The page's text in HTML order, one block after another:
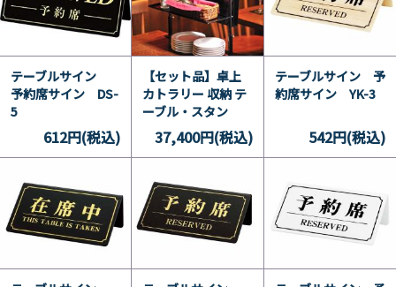
テーブルサイン
予約席サイン DS-
5
612円(税込)
【セット品】卓上
カトラリー 収納 テ
ーブル・スタン
ド・システム
37,400円(税込)
テーブルサイン 予
約席サイン YK-3
542円(税込)